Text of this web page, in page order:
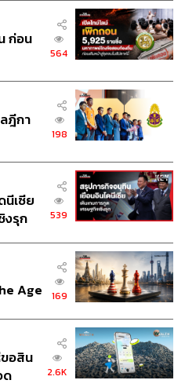
รกิจของยอด ชินสุภัคกุลผู้ก่อ
คลังข้อมูลรีวิวร้าน
ระสบความสำเร็จอย่างสูงใน
หลังจากเรียนจบปริญญาโท
มื่อปี2553ก่อนจะรวบรวม
ปิดเป็นเว็บไซต์wongnai.com
บรวมร้านอาหารในสหรัฐฯ
ดในการทำธุรกิจจากคำ3คำ
ต์ wongnai.comเคยรู้สึกท้อแท้
ก่อน
564
ฎีกา
198
นีเซีย
งรุก
539
Age
169
อสิน
ด
2.6K